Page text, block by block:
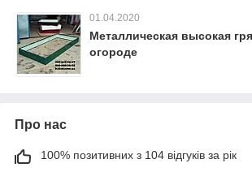
01.04.2020
Металлическая высокая
огороде
Про нас
100% позитивних з 104 відгуків за рік